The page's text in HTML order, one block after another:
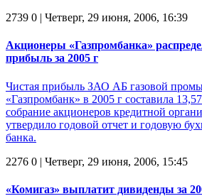
2739 0 | Четверг, 29 июня, 2006, 16:39
Акционеры «Газпромбанка»
прибыль за 2005 г
Чистая прибыль ЗАО АБ газовой
«Газпромбанк» в 2005 г составила
собрание акционеров кредитной
утвердило годовой отчет и годовую
банка.
2276 0 | Четверг, 29 июня, 2006, 15:45
«Комигаз» выплатит дивиденды за